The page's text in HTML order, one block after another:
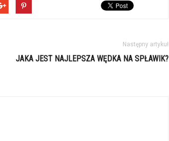
Następny artykuł
JAKA JEST NAJLEPSZA WĘDKA NA SPŁAWIK?